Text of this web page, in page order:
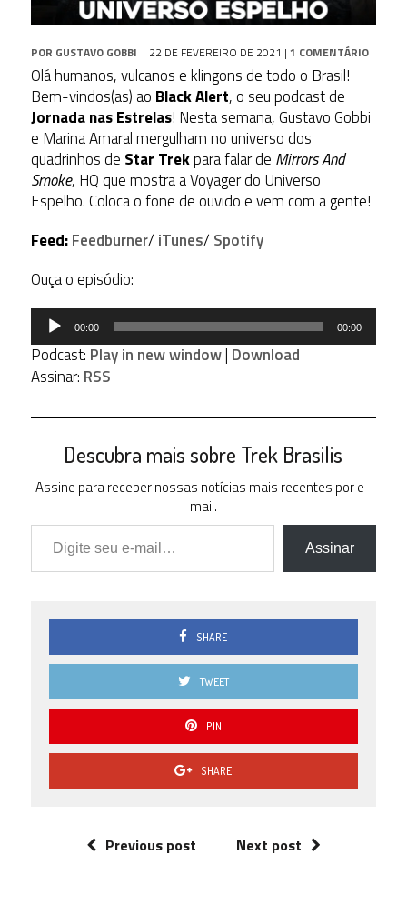
POR GUSTAVO GOBBI 22 DE FEVEREIRO DE 2021 | 1 COMENTÁRIO
Olá humanos, vulcanos e klingons de todo o Brasil!
Bem-vindos(as) ao Black Alert, o seu podcast de
Jornada nas Estrelas! Nesta semana, Gustavo Gobbi
e Marina Amaral mergulham no universo dos
quadrinhos de Star Trekpara falar de Mirrors And
Smoke, HQ que mostra a Voyager do Universo
Espelho. Coloca o fone de ouvido e vem com a gente!
Feed:Feedburner/ iTunes/ Spotify
Ouça o episódio:
Tocador
áudio
00:00 00:00
Podcast: Play in new window| Download
Assinar: RSS
Descubra mais sobre Trek Brasilis
Assine para receber nossas notícias mais recentes por e-
mail.
Digite seu e-mail…
Assinar
SHARE
TWEET
PIN
SHARE
Previous post Next post